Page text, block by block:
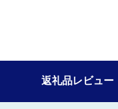
返礼品レビュー